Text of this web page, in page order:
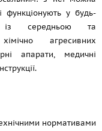
функціонують у будь-
із середньою та
агресивних
апарати, медичні
нормативами